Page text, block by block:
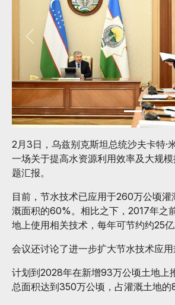
2月3日，乌兹别克斯坦总统沙夫卡特·
一场关于提高水资源利用效率及大规
题汇报。
目前，节水技术已应用于260万公顷
溉面积的60%。相比之下，2017年之
地上使用相关技术，每年可节约约25亿
会议还讨论了进一步扩大节水技术应用
计划到2028年在新增93万公顷土地上
总面积达到350万公顷，占灌溉土地的